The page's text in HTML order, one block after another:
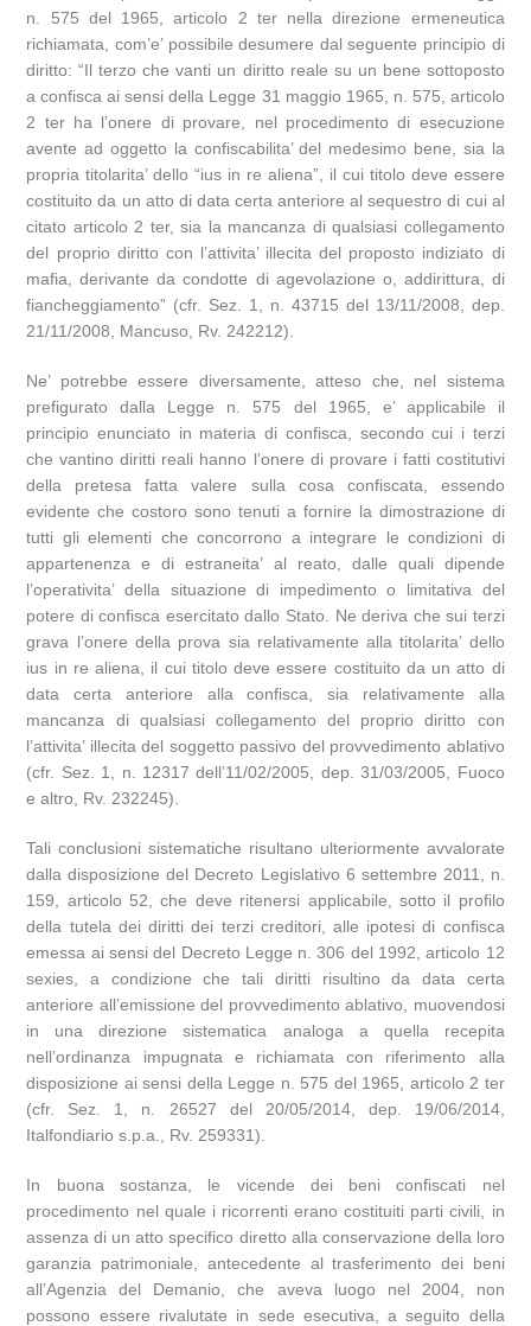
n. 575 del 1965, articolo 2 ter nella direzione ermeneutica
richiamata, com’e’ possibile desumere dal seguente principio di
diritto: “Il terzo che vanti un diritto reale su un bene sottoposto
a confisca ai sensi della Legge 31 maggio 1965, n. 575, articolo
2 ter ha l’onere di provare, nel procedimento di esecuzione
avente ad oggetto la confiscabilita’ del medesimo bene, sia la
propria titolarita’ dello “ius in re aliena”, il cui titolo deve essere
costituito da un atto di data certa anteriore al sequestro di cui al
citato articolo 2 ter, sia la mancanza di qualsiasi collegamento
del proprio diritto con l’attivita’ illecita del proposto indiziato di
mafia, derivante da condotte di agevolazione o, addirittura, di
fiancheggiamento” (cfr. Sez. 1, n. 43715 del 13/11/2008, dep.
21/11/2008, Mancuso, Rv. 242212).
Ne’ potrebbe essere diversamente, atteso che, nel sistema
prefigurato dalla Legge n. 575 del 1965, e’ applicabile il
principio enunciato in materia di confisca, secondo cui i terzi
che vantino diritti reali hanno l’onere di provare i fatti costitutivi
della pretesa fatta valere sulla cosa confiscata, essendo
evidente che costoro sono tenuti a fornire la dimostrazione di
tutti gli elementi che concorrono a integrare le condizioni di
appartenenza e di estraneita’ al reato, dalle quali dipende
l’operativita’ della situazione di impedimento o limitativa del
potere di confisca esercitato dallo Stato. Ne deriva che sui terzi
grava l’onere della prova sia relativamente alla titolarita’ dello
ius in re aliena, il cui titolo deve essere costituito da un atto di
data certa anteriore alla confisca, sia relativamente alla
mancanza di qualsiasi collegamento del proprio diritto con
l’attivita’ illecita del soggetto passivo del provvedimento ablativo
(cfr. Sez. 1, n. 12317 dell’11/02/2005, dep. 31/03/2005, Fuoco
e altro, Rv. 232245).
Tali conclusioni sistematiche risultano ulteriormente avvalorate
dalla disposizione del Decreto Legislativo 6 settembre 2011, n.
159, articolo 52, che deve ritenersi applicabile, sotto il profilo
della tutela dei diritti dei terzi creditori, alle ipotesi di confisca
emessa ai sensi del Decreto Legge n. 306 del 1992, articolo 12
sexies, a condizione che tali diritti risultino da data certa
anteriore all’emissione del provvedimento ablativo, muovendosi
in una direzione sistematica analoga a quella recepita
nell’ordinanza impugnata e richiamata con riferimento alla
disposizione ai sensi della Legge n. 575 del 1965, articolo 2 ter
(cfr. Sez. 1, n. 26527 del 20/05/2014, dep. 19/06/2014,
Italfondiario s.p.a., Rv. 259331).
In buona sostanza, le vicende dei beni confiscati nel
procedimento nel quale i ricorrenti erano costituiti parti civili, in
assenza di un atto specifico diretto alla conservazione della loro
garanzia patrimoniale, antecedente al trasferimento dei beni
all’Agenzia del Demanio, che aveva luogo nel 2004, non
possono essere rivalutate in sede esecutiva, a seguito della